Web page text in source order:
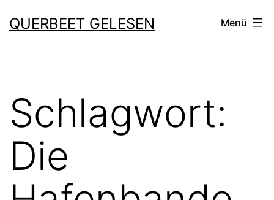
Inhalt
QUERBEET GELESEN Menü
Schlagwort:
Die